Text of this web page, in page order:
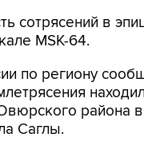
сотрясений в
MSK-64.
по региону
района
Саглы.